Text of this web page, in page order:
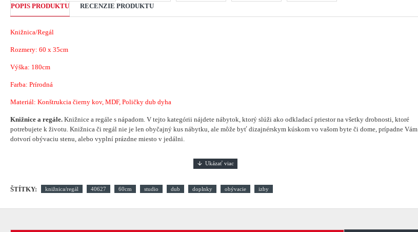
POPIS PRODUKTU RECENZIE PRODUKTU
Knižnica/Regál
Rozmery: 60 x 35cm
Výška: 180cm
Farba: Prírodná
Materiál: Konštrukcia čierny kov, MDF, Poličky dub dyha
Knižnice a regále. Knižnice a regále s nápadom. V tejto kategórii nájdete nábytok, ktorý slúži ako odkladací priestor na všetky drobnosti, ktoré
potrebujete k životu. Knižnica či regál nie je len obyčajný kus nábytku, ale môže byť dizajnérskym kúskom vo vašom byte či dome, prípadne Vám
dotvorí obývaciu stenu, alebo vyplní prázdne miesto v jedálni.
ŠTÍTKY: knižnica/regál 40627 60cm studio dub doplnky obývacie izby